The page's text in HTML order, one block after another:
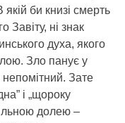
би книзі смерть
Завіту, ні знак
духа, якого
Зло панує у
непомітний. Зате
і „щороку
долею –